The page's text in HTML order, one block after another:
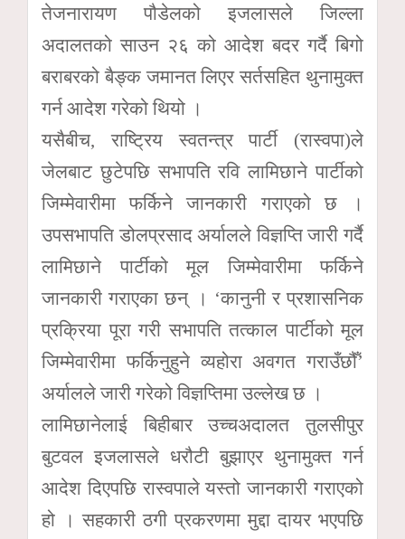
तेजनारायण पौडेलको इजलासले जिल्ला
अदालतको साउन २६ को आदेश बदर गर्दै बिगो
बराबरको बैङ्क जमानत लिएर सर्तसहित थुनामुक्त
गर्न आदेश गरेको थियो ।
यसैबीच, राष्ट्रिय स्वतन्त्र पार्टी (रास्वपा)ले
जेलबाट छुटेपछि सभापति रवि लामिछाने पार्टीको
जिम्मेवारीमा फर्किने जानकारी गराएको छ ।
उपसभापति डोलप्रसाद अर्यालले विज्ञप्ति जारी गर्दै
लामिछाने पार्टीको मूल जिम्मेवारीमा फर्किने
जानकारी गराएका छन् । ‘कानुनी र प्रशासनिक
प्रक्रिया पूरा गरी सभापति तत्काल पार्टीको मूल
जिम्मेवारीमा फर्किनुहुने व्यहोरा अवगत गराउँछौँ’
अर्यालले जारी गरेको विज्ञप्तिमा उल्लेख छ ।
लामिछानेलाई बिहीबार उच्चअदालत तुलसीपुर
बुटवल इजलासले धरौटी बुझाएर थुनामुक्त गर्न
आदेश दिएपछि रास्वपाले यस्तो जानकारी गराएको
हो । सहकारी ठगी प्रकरणमा मुद्दा दायर भएपछि